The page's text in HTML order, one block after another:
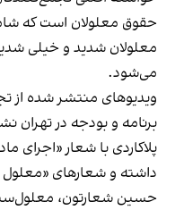
حقوق معلولان است که
معلولان شدید و خیلی
می‌شود.
ویدیوهای منتشر شده از
برنامه و بودجه در تهران
داشته و شعارهای
حسین شعارتون،